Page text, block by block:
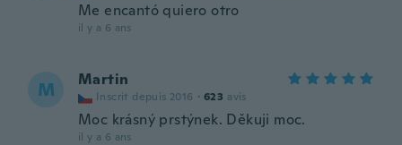
Me encantó quiero otro
il y a 6 ans
M Martin
Inscrit depuis 2016 · 623 avis
Moc krásný prstýnek. Děkuji moc.
il y a 6 ans